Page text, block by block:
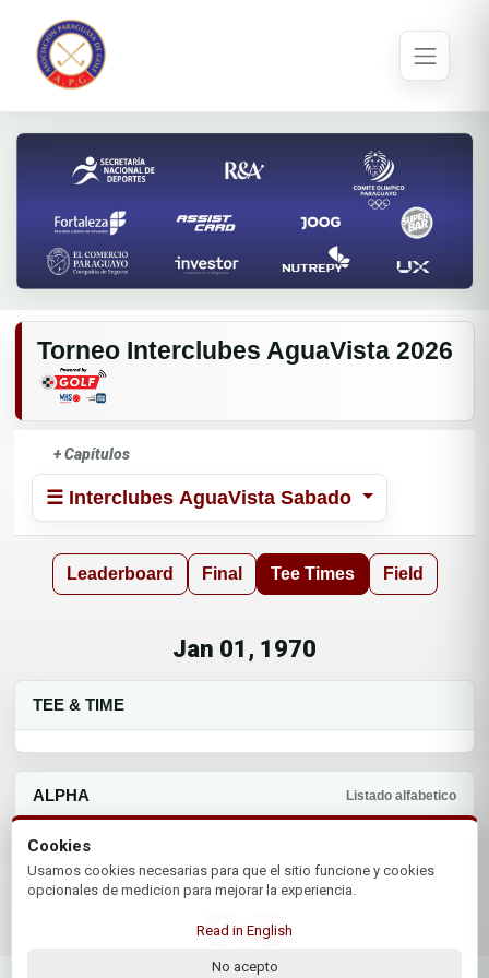
Torneo Interclubes AguaVista 2026
+ Capítulos
☰ Interclubes AguaVista Sabado
Leaderboard Final Tee Times Field
Jan 01, 1970
TEE & TIME
ALPHA Listado alfabetico
© 2026 Asociacion Paraguaya de Golf | by Plus+Golf
Cookies
Usamos cookies necesarias para que el sitio funcione y cookies
opcionales de medicion para mejorar la experiencia.
Read in English
No acepto